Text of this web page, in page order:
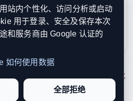
工作日优先处理站务、投稿与权
Rights Reserved. 本网站持续优化
户权利说明，以提升品牌信任感和
站内个性化、访问分析或启动
用于登录、安全及保存本次
和服务商由 Google 认证的
如何使用数据
全部拒绝